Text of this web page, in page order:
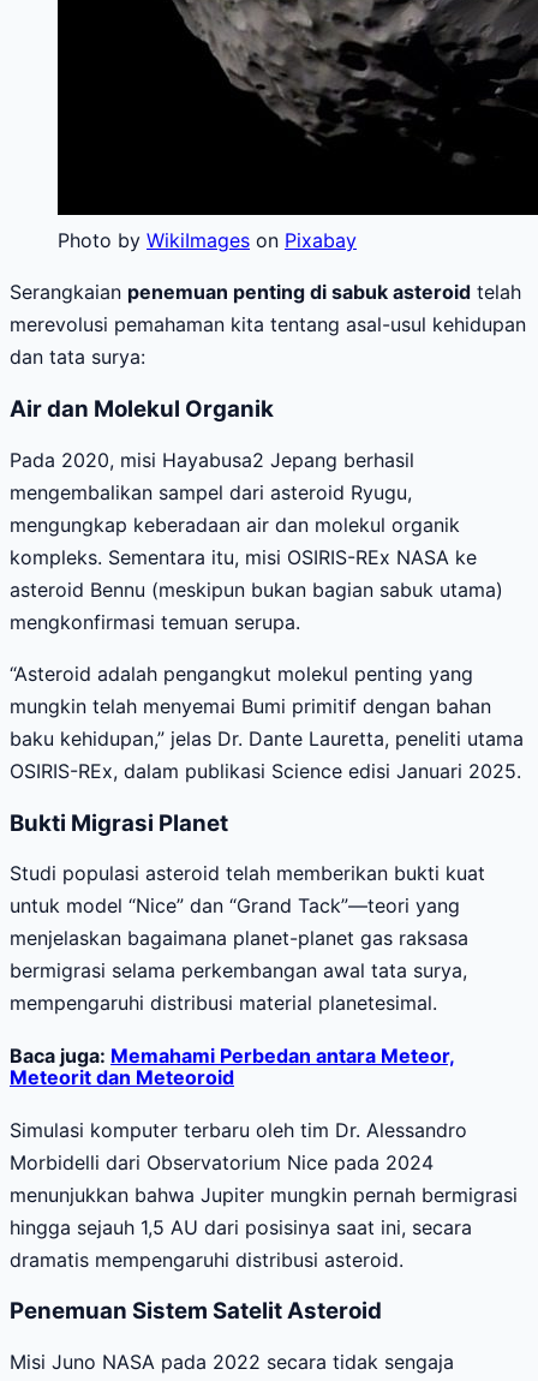
Photo by WikiImages on Pixabay
Serangkaian penemuan penting di sabuk asteroid telah
merevolusi pemahaman kita tentang asal-usul kehidupan
dan tata surya:
Air dan Molekul Organik
Pada 2020, misi Hayabusa2 Jepang berhasil
mengembalikan sampel dari asteroid Ryugu,
mengungkap keberadaan air dan molekul organik
kompleks. Sementara itu, misi OSIRIS-REx NASA ke
asteroid Bennu (meskipun bukan bagian sabuk utama)
mengkonfirmasi temuan serupa.
“Asteroid adalah pengangkut molekul penting yang
mungkin telah menyemai Bumi primitif dengan bahan
baku kehidupan,” jelas Dr. Dante Lauretta, peneliti utama
OSIRIS-REx, dalam publikasi Science edisi Januari 2025.
Bukti Migrasi Planet
Studi populasi asteroid telah memberikan bukti kuat
untuk model “Nice” dan “Grand Tack”—teori yang
menjelaskan bagaimana planet-planet gas raksasa
bermigrasi selama perkembangan awal tata surya,
mempengaruhi distribusi material planetesimal.
Baca juga: Memahami Perbedan antara Meteor,
Meteorit dan Meteoroid
Simulasi komputer terbaru oleh tim Dr. Alessandro
Morbidelli dari Observatorium Nice pada 2024
menunjukkan bahwa Jupiter mungkin pernah bermigrasi
hingga sejauh 1,5 AU dari posisinya saat ini, secara
dramatis mempengaruhi distribusi asteroid.
Penemuan Sistem Satelit Asteroid
Misi Juno NASA pada 2022 secara tidak sengaja